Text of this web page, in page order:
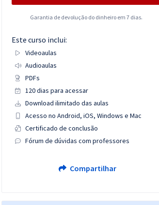
Garantia de devolução do dinheiro em 7 dias.
Este curso inclui:
Videoaulas
Audioaulas
PDFs
120 dias para acessar
Download ilimitado das aulas
Acesso no Android, iOS, Windows e Mac
Certificado de conclusão
Fórum de dúvidas com professores
Compartilhar